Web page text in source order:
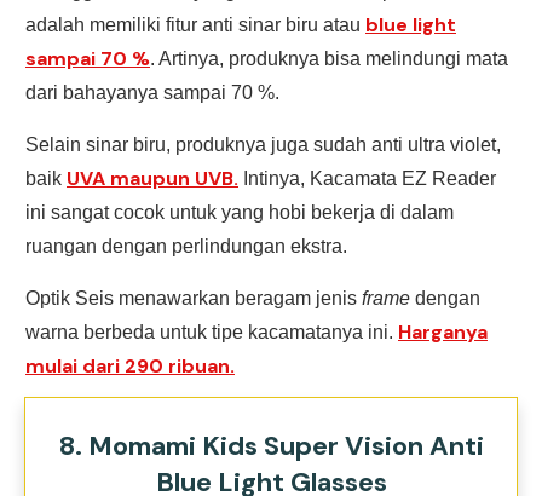
adalah memiliki fitur anti sinar biru atau blue light
sampai 70 %. Artinya, produknya bisa melindungi mata
dari bahayanya sampai 70 %.
Selain sinar biru, produknya juga sudah anti ultra violet,
baik UVA maupun UVB. Intinya, Kacamata EZ Reader
ini sangat cocok untuk yang hobi bekerja di dalam
ruangan dengan perlindungan ekstra.
Optik Seis menawarkan beragam jenis frame dengan
warna berbeda untuk tipe kacamatanya ini. Harganya
mulai dari 290 ribuan.
8. Momami Kids Super Vision Anti
Blue Light Glasses